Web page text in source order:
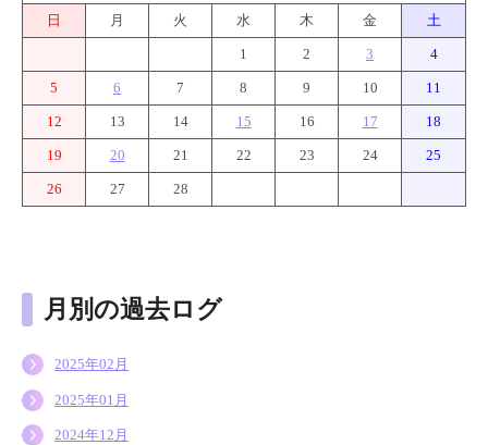
日 月 火 水 木 金 土
1 2 3 4
5 6 7 8 9 10 11
12 13 14 15 16 17 18
19 20 21 22 23 24 25
26 27 28
月別の過去ログ
2025年02月
2025年01月
2024年12月